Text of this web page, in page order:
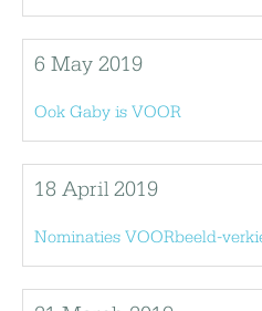
6 May 2019
Ook Gaby is VOOR
18 April 2019
Nominaties VOORbeeld-